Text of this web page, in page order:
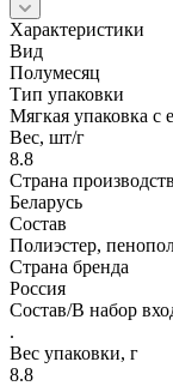
Характеристики
Вид
Полумесяц
Тип упаковки
Мягкая упаковка с
Вес, шт/г
8.8
Страна
Беларусь
Состав
Полиэстер,
Страна бренда
Россия
Состав/В набор
.
Вес упаковки, г
8.8